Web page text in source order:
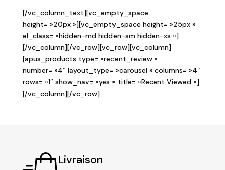
[/vc_column_text][vc_empty_space
height= »20px »][vc_empty_space height= »25px »
el_class= »hidden-md hidden-sm hidden-xs »]
[/vc_column][/vc_row][vc_row][vc_column]
[apus_products type= »recent_review »
number= »4″ layout_type= »carousel » columns= »4″
rows= »1″ show_nav= »yes » title= »Recent Viewed »]
[/vc_column][/vc_row]
Livraison